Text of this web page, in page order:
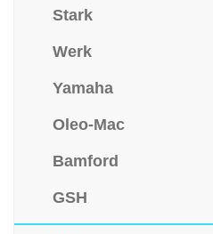
Stark
Werk
Yamaha
Oleo-Mac
Bamford
GSH